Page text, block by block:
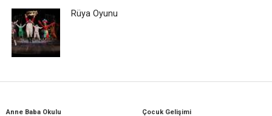
Rüya Oyunu
Anne Baba Okulu
Çocuk Gelişimi